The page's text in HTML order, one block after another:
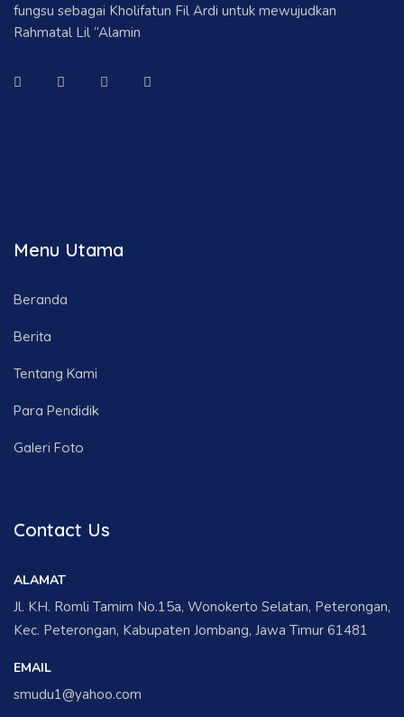
fungsu sebagai Kholifatun Fil Ardi untuk mewujudkan
Rahmatal Lil “Alamin
Menu Utama
Beranda
Berita
Tentang Kami
Para Pendidik
Galeri Foto
Contact Us
ALAMAT
Jl. KH. Romli Tamim No.15a, Wonokerto Selatan, Peterongan,
Kec. Peterongan, Kabupaten Jombang, Jawa Timur 61481
EMAIL
smudu1@yahoo.com